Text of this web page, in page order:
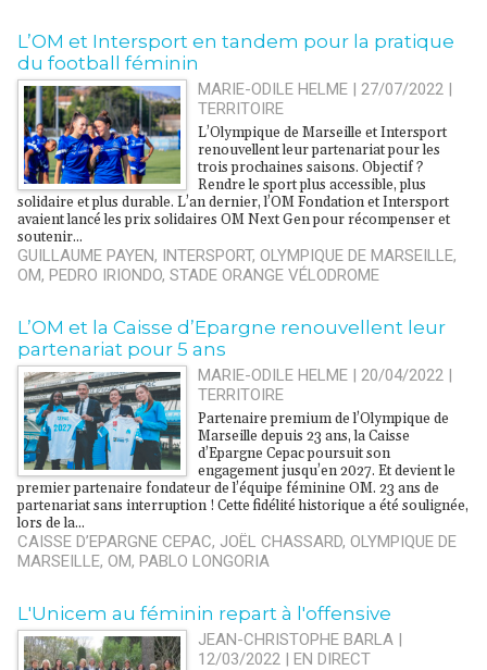
L’OM et Intersport en tandem pour la pratique
du football féminin
MARIE-ODILE HELME | 27/07/2022 |
TERRITOIRE
L’Olympique de Marseille et Intersport
renouvellent leur partenariat pour les
trois prochaines saisons. Objectif ?
Rendre le sport plus accessible, plus
solidaire et plus durable. L’an dernier, l’OM Fondation et Intersport
avaient lancé les prix solidaires OM Next Gen pour récompenser et
soutenir...
GUILLAUME PAYEN, INTERSPORT, OLYMPIQUE DE MARSEILLE,
OM, PEDRO IRIONDO, STADE ORANGE VÉLODROME
L’OM et la Caisse d’Epargne renouvellent leur
partenariat pour 5 ans
MARIE-ODILE HELME | 20/04/2022 |
TERRITOIRE
Partenaire premium de l’Olympique de
Marseille depuis 23 ans, la Caisse
d’Epargne Cepac poursuit son
engagement jusqu’en 2027. Et devient le
premier partenaire fondateur de l’équipe féminine OM. 23 ans de
partenariat sans interruption ! Cette fidélité historique a été soulignée,
lors de la...
CAISSE D’EPARGNE CEPAC, JOËL CHASSARD, OLYMPIQUE DE
MARSEILLE, OM, PABLO LONGORIA
L'Unicem au féminin repart à l'offensive
JEAN-CHRISTOPHE BARLA |
12/03/2022 |EN DIRECT